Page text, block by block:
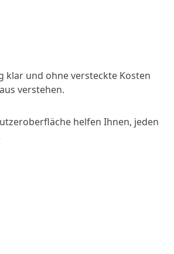
klar und ohne versteckte Kosten
verstehen.
helfen Ihnen, jeden